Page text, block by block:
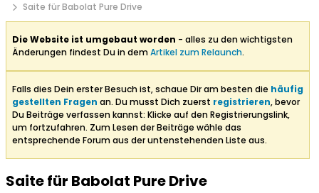
Saite für Babolat Pure Drive
Die Website ist umgebaut worden - alles zu den wichtigsten
Änderungen findest Du in demArtikel zum Relaunch.
Falls dies Dein erster Besuch ist, schaue Dir am besten die häufig
gestellten Fragen an. Du musst Dich zuerst registrieren, bevor
Du Beiträge verfassen kannst: Klicke auf den Registrierungslink,
um fortzufahren. Zum Lesen der Beiträge wähle das
entsprechende Forum aus der untenstehenden Liste aus.
Saite für Babolat Pure Drive